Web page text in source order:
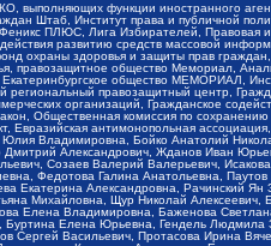
выполняющих функции иностранного
Штаб, Институт права и публичной
ПЛЮС, Лига Избирателей, Правовая
развитию средств массовой
охраны здоровья и защиты прав
правозащитное общество Мемориал,
общество МЕМОРИАЛ,
региональный правозащитный центр,
организаций, Гражданское
Общественная комиссия по
Евразийская антимонопольная
Владимировна, Бойко Анатолий
Дмитрий Александрович, Жданов Иван
Созаев Валерий Валерьевич,
Федотова Галина Анатольевна,
Екатерина Александровна, Рачинский
Михайловна, Щур Николай
Елена Владимировна, Баженова
Елена Юрьевна, Гендель Людмила
Сергей Васильевич, Протасова Ирина